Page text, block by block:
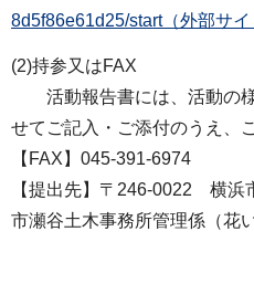
8d5f86e61d25/start（外部サイ
(2)持参又はFAX
活動報告書には、活動の様
せてご記入・ご添付のうえ、
【FAX】045-391-6974
【提出先】〒246-0022 横
市瀬谷土木事務所管理係（花